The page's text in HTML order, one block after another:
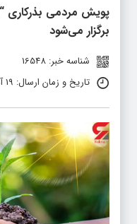
پویش مردمی بذرکاری
برگزار می‌شود
شناسه خبر: 16548
تاریخ و زمان ارسال: 19 آذر 1400 ساعت 00:39